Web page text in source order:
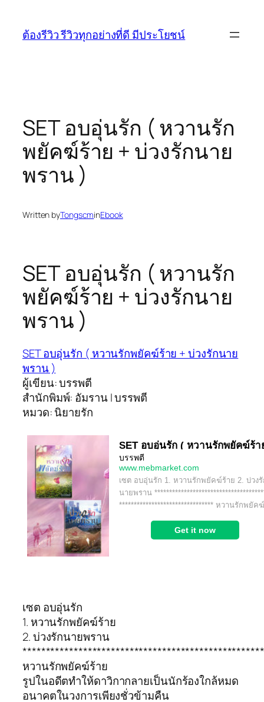
content
ต้องรีวิว รีวิวทุกอย่างที่ดี มีประโยชน์
SET อบอุ่นรัก ( หวานรัก
พยัคฆ์ร้าย + บ่วงรักนาย
พราน )
Written byTongscminEbook
SET อบอุ่นรัก ( หวานรัก
พยัคฆ์ร้าย + บ่วงรักนาย
พราน )
SET อบอุ่นรัก ( หวานรักพยัคฆ์ร้าย + บ่วงรักนาย
พราน )
ผู้เขียน: บรรพตี
สำนักพิมพ์: อัมราน l บรรพตี
หมวด: นิยายรัก
เซต อบอุ่นรัก
1. หวานรักพยัคฆ์ร้าย
2. บ่วงรักนายพราน
หวานรักพยัคฆ์ร้าย
รูปในอดีตทำให้ดาวิกากลายเป็นนักร้องใกล้หมด
อนาคตในวงการเพียงชั่วข้ามคืน